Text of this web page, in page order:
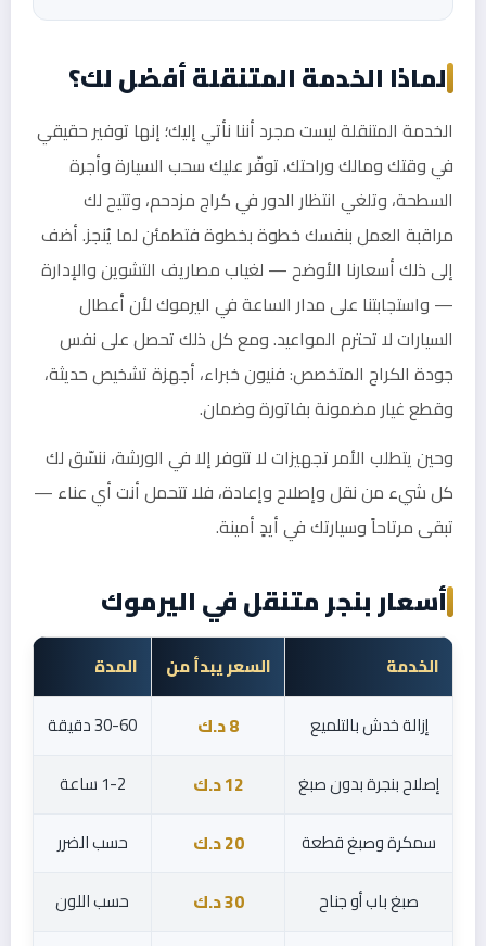
لماذا الخدمة المتنقلة أفضل لك؟
الخدمة المتنقلة ليست مجرد أننا نأتي إليك؛ إنها توفير حقيقي
في وقتك ومالك وراحتك. توفّر عليك سحب السيارة وأجرة
السطحة، وتلغي انتظار الدور في كراج مزدحم، وتتيح لك
مراقبة العمل بنفسك خطوة بخطوة فتطمئن لما يُنجز. أضف
إلى ذلك أسعارنا الأوضح — لغياب مصاريف التشوين والإدارة
— واستجابتنا على مدار الساعة في اليرموك لأن أعطال
السيارات لا تحترم المواعيد. ومع كل ذلك تحصل على نفس
جودة الكراج المتخصص: فنيون خبراء، أجهزة تشخيص حديثة،
وقطع غيار مضمونة بفاتورة وضمان.
وحين يتطلب الأمر تجهيزات لا تتوفر إلا في الورشة، ننسّق لك
كل شيء من نقل وإصلاح وإعادة، فلا تتحمل أنت أي عناء —
تبقى مرتاحاً وسيارتك في أيدٍ أمينة.
أسعار بنجر متنقل في اليرموك
الخدمة السعر يبدأ من
المدة
إزالة خدش بالتلميع
8 د.ك
30-60 دقيقة
إصلاح بنجرة بدون صبغ
12 د.ك
1-2 ساعة
سمكرة وصبغ قطعة
20 د.ك
حسب الضرر
صبغ باب أو جناح
30 د.ك
حسب اللون